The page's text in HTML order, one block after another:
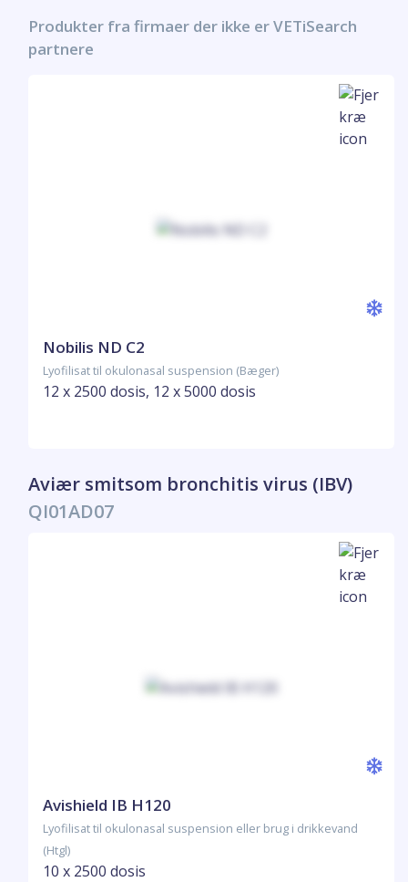
Produkter fra firmaer der ikke er VETiSearch
partnere
Nobilis ND C2
Lyofilisat til okulonasal suspension (Bæger)
12 x 2500 dosis, 12 x 5000 dosis
Aviær smitsom bronchitis virus (IBV)
QI01AD07
Avishield IB H120
Lyofilisat til okulonasal suspension eller brug i drikkevand
(Htgl)
10 x 2500 dosis